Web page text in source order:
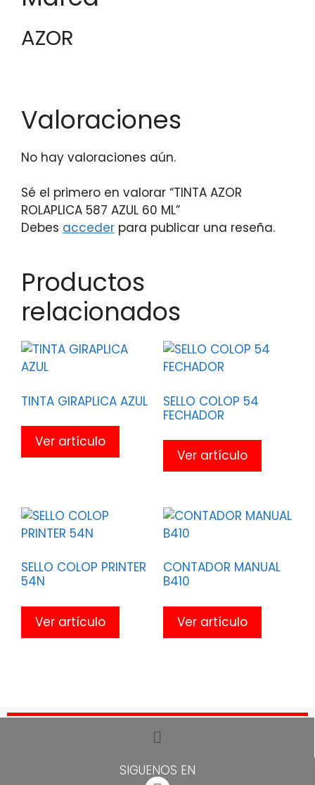
AZOR
Valoraciones
No hay valoraciones aún.
Sé el primero en valorar “TINTA AZOR
ROLAPLICA 587 AZUL 60 ML”
Debes acceder para publicar una reseña.
Productos
relacionados
TINTA GIRAPLICA AZUL
Ver artículo
SELLO COLOP 54
FECHADOR
Ver artículo
SELLO COLOP PRINTER
54N
Ver artículo
CONTADOR MANUAL
B410
Ver artículo
SIGUENOS EN